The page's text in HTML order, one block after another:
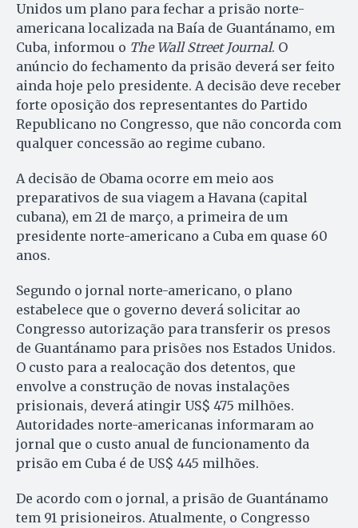
Unidos um plano para fechar a prisão norte-
americana localizada na Baía de Guantánamo, em
Cuba, informou o The Wall Street Journal. O
anúncio do fechamento da prisão deverá ser feito
ainda hoje pelo presidente. A decisão deve receber
forte oposição dos representantes do Partido
Republicano no Congresso, que não concorda com
qualquer concessão ao regime cubano.
A decisão de Obama ocorre em meio aos
preparativos de sua viagem a Havana (capital
cubana), em 21 de março, a primeira de um
presidente norte-americano a Cuba em quase 60
anos.
Segundo o jornal norte-americano, o plano
estabelece que o governo deverá solicitar ao
Congresso autorização para transferir os presos
de Guantánamo para prisões nos Estados Unidos.
O custo para a realocação dos detentos, que
envolve a construção de novas instalações
prisionais, deverá atingir US$ 475 milhões.
Autoridades norte-americanas informaram ao
jornal que o custo anual de funcionamento da
prisão em Cuba é de US$ 445 milhões.
De acordo com o jornal, a prisão de Guantánamo
tem 91 prisioneiros. Atualmente, o Congresso